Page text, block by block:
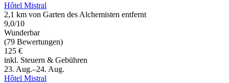
Hôtel Mistral
2,1 km von Garten des Alchemisten entfernt
9,0/10
Wunderbar
(79 Bewertungen)
125 €
inkl. Steuern & Gebühren
23. Aug.–24. Aug.
Hôtel Mistral